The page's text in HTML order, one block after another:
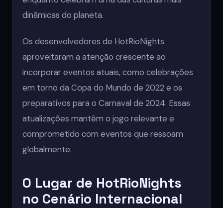
dinâmicas do planeta.
Os desenvolvedores de HotRioNights
aproveitaram a atenção crescente ao
incorporar eventos atuais, como celebrações
em torno da Copa do Mundo de 2022 e os
preparativos para o Carnaval de 2024. Essas
atualizações mantêm o jogo relevante e
comprometido com eventos que ressoam
globalmente.
O Lugar de HotRioNights
no Cenário Internacional